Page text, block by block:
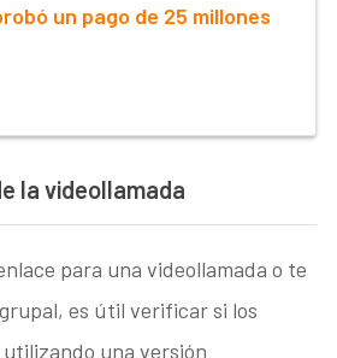
un pago de 25 millones
la videollamada
para una videollamada o te
es útil verificar si los
una versión